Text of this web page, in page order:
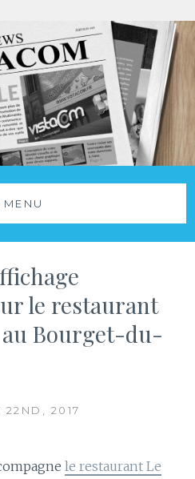
MENU
le restaurant
au Bourget-du-
2017
le restaurant Le